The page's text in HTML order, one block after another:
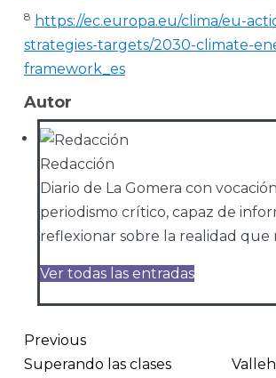
8 https://ec.europa.eu/clima/eu-
strategies-targets/2030-climate-
framework_es
Autor
Redacción
Diario de La Gomera con
periodismo crítico, capaz de
reflexionar sobre la realidad que
Ver todas las entradas
Previous
Superando las clases